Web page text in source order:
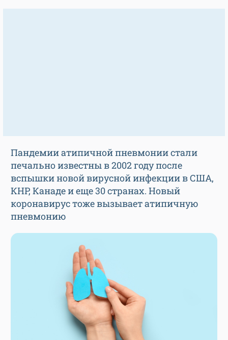
Пандемии атипичной пневмонии стали
печально известны в 2002 году после
вспышки новой вирусной инфекции в США,
КНР, Канаде и еще 30 странах. Новый
коронавирус тоже вызывает атипичную
пневмонию